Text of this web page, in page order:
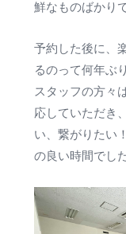
鮮なものばかり
予約した後に、
るのって何年ぶ
スタッフの方々
応していただき
い、繋がりたい
の良い時間でし